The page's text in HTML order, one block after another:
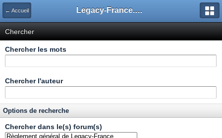
← Accueil Legacy-France.org - Forum
Chercher
Chercher les mots
Chercher l'auteur
Options de recherche
Chercher dans le(s) forum(s)